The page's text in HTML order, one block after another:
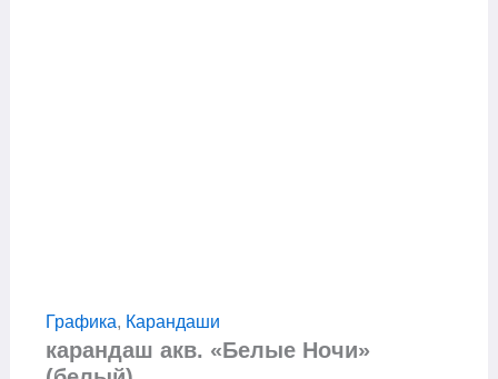
Графика, Карандаши
карандаш акв. «Белые Ночи»